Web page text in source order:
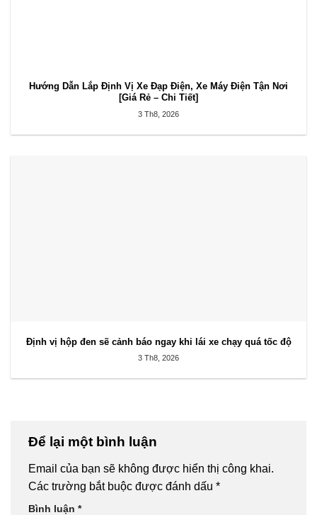
Hướng Dẫn Lắp Định Vị Xe Đạp Điện, Xe Máy Điện Tận Nơi
[Giá Rẻ – Chi Tiết]
3 Th8, 2026
Định vị hộp đen sẽ cảnh báo ngay khi lái xe chạy quá tốc độ
3 Th8, 2026
Để lại một bình luận
Email của bạn sẽ không được hiển thị công khai.
Các trường bắt buộc được đánh dấu *
Bình luận *